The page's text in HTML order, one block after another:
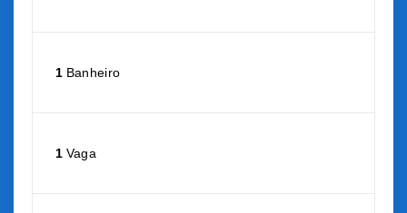
1 Banheiro
1 Vaga